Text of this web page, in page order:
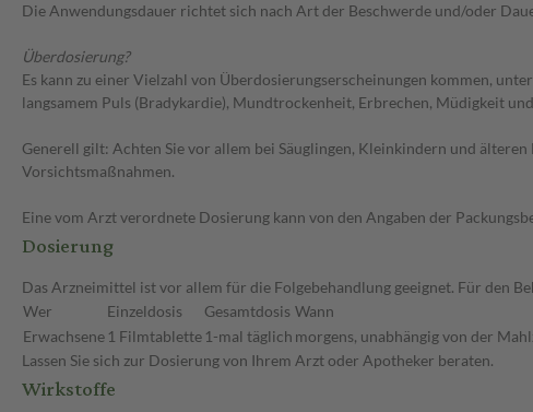
Die Anwendungsdauer richtet sich nach Art der Beschwerde und/oder
Überdosierung?
Es kann zu einer Vielzahl von Überdosierungserscheinungen kommen,
langsamem Puls (Bradykardie), Mundtrockenheit, Erbrechen, Müdigkeit
Generell gilt: Achten Sie vor allem bei Säuglingen, Kleinkindern und
Vorsichtsmaßnahmen.
Eine vom Arzt verordnete Dosierung kann von den Angaben der
Dosierung
Das Arzneimittel ist vor allem für die Folgebehandlung geeignet. Für den
Wer
Einzeldosis Gesamtdosis Wann
Erwachsene 1 Filmtablette 1-mal täglich morgens, unabhängig von der
Lassen Sie sich zur Dosierung von Ihrem Arzt oder Apotheker beraten.
Wirkstoffe